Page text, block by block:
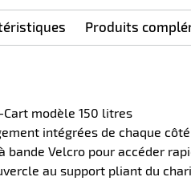
Produits
modèle 150 litres
intégrées de chaque
bande Velcro pour accéder
au support pliant du